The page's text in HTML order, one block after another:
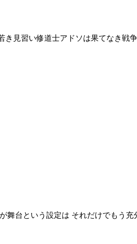
見習い修道士アドソは果てなき戦
台という設定は それだけでもう